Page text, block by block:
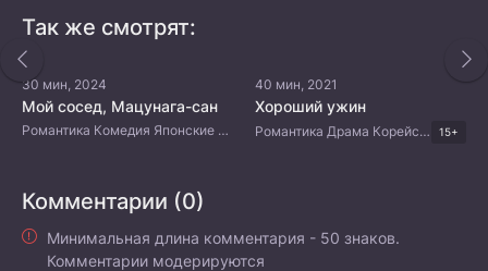
Так же смотрят:
30 мин, 2024
Мой сосед, Мацунага-сан
Романтика Комедия Японские дорамы
40 мин, 2021
Хороший ужин
Романтика Драма Корейские дорамы 15+
Комментарии (0)
Минимальная длина комментария - 50 знаков.
Комментарии модерируются